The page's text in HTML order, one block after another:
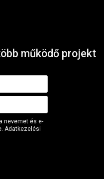
működő projekt
nevemet és e-
Adatkezelési